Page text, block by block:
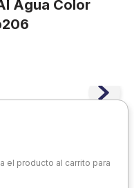
Agua Color
el producto al carrito para